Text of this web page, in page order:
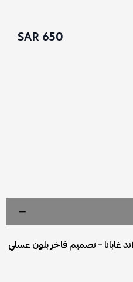
650 SAR
غابانا – تصميم فاخر بلون عسلي